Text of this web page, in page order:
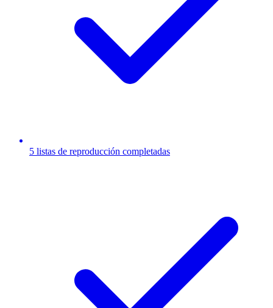
5 listas de reproducción completadas